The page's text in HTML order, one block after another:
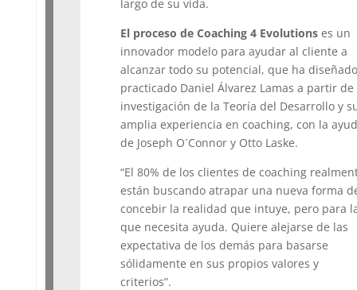
largo de su vida.
El proceso de Coaching 4 Evolutionses un
innovador modelo para ayudar al cliente a
alcanzar todo su potencial, que ha
practicado Daniel Álvarez Lamas a partir de
investigación de la Teoría del Desarrollo y
amplia experiencia en coaching, con la
de Joseph O´Connor y Otto Laske.
“El 80% de los clientes de coaching
están buscando atrapar una nueva forma
concebir la realidad que intuye, pero para
que necesita ayuda. Quiere alejarse de las
expectativa de los demás para basarse
sólidamente en sus propios valores y
criterios”.